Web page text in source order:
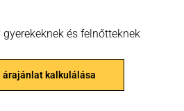
és felnőtteknek
árajánlat kalkulálása